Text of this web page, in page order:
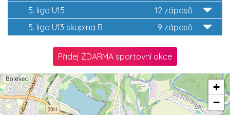
12 zápasů
5. liga U15
9 zápasů
5. liga U13 skupina B
Přidej ZDARMA sportovní akce
+
−